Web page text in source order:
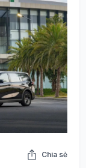
Chia sẻ